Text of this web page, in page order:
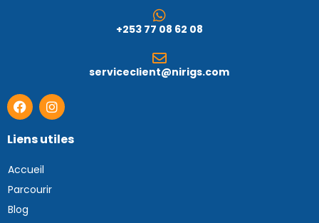
+253 77 08 62 08
serviceclient@nirigs.com
Liens utiles
Accueil
Parcourir
Blog